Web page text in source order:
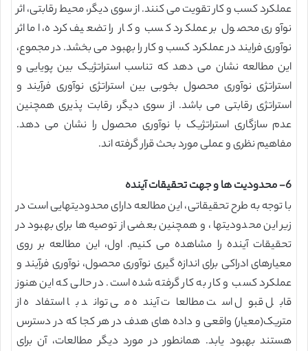
عملکرد کسب و کار تقویت می کنند. از سوی دیگر، محیط رقابتی، اثر
نوآوری محصول بر عملکرد کسب و کار را تضعیف کرده، اما اثر
نوآوری فرایند در عملکرد کسب و کار را بهبود می بخشد. در مجموع،
این مطالعه نشان می دهد که تناسب استراتژیک بین پویایی و
استراتژی نوآوری محصول بخوبی بین استراتژی نوآوری فرآیند و
استراتژی رقابتی می باشد. از سوی دیگر، رقابت پذیری همچنین
عدم سازگاری استراتژیک با نوآوری محصول را نشان می دهد.
مفاهیم نظری و عملی مورد بحث قرار گرفته اند.
6- محدودیت ها و جهت تحقیقات آینده
با توجه به طرح تحقیقاتی، این مطالعه دارای محدودیتهایی است در
زیر این محدودیتها ، و همچنین بعضی از توصیه ها برای بهبود در
تحقیقات آینده را مشاهده می کنیم. اول، این مطالعه بر روی
معیارهای ادراکی برای اندازه گیری نوآوری محصول، نوآوری فرآیند و
عملکرد کسب و کار به کار گرفته شده است. در حالی که این هنوز
قابل قبول است مطالعات آینده می تواند با استفاده از
متریک(معیار) واقعی و داده های هدف در هر کجا که در دسترس
هستند بهبود یابد. همانطور در مورد دیگر مطالعات، آن برای